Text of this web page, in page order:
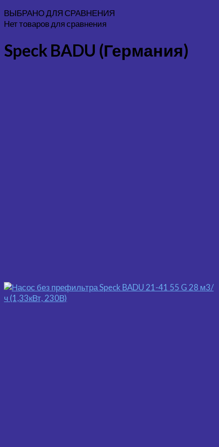
ВЫБРАНО ДЛЯ СРАВНЕНИЯ
Нет товаров для сравнения
Speck BADU (Германия)